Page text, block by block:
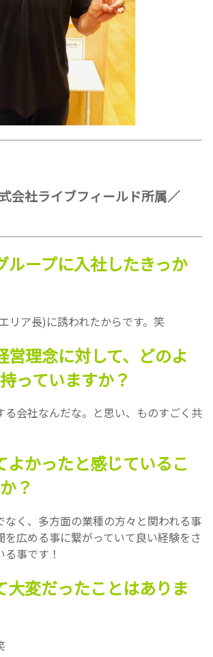
式会社ライブフィールド所属／
ループに入社したきっか
リア長)に誘われたからです。笑
営理念に対して、どのよ
っていますか？
る会社なんだな。と思い、ものすごく共
よかったと感じているこ
？
なく、多方面の業種の方々と関われる事
を広める事に繋がっていて良い経験をさ
事です！
大変だったことはありま